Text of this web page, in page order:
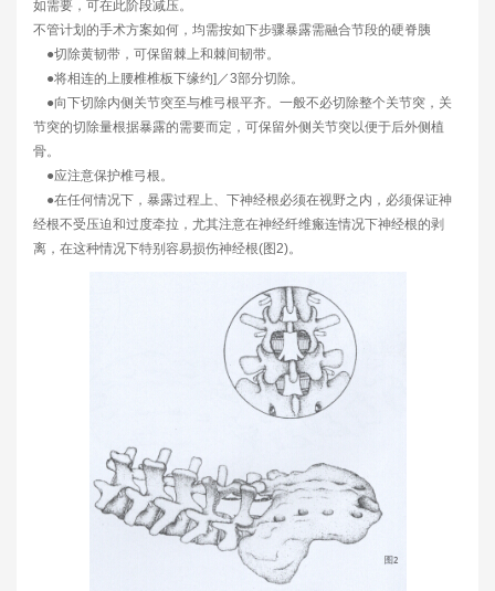
如需要，可在此阶段减压。
不管计划的手术方案如何，均需按如下步骤暴露需融合节段的硬脊胰
●切除黄韧带，可保留棘上和棘间韧带。
●将相连的上腰椎椎板下缘约]／3部分切除。
●向下切除内侧关节突至与椎弓根平齐。一般不必切除整个关节突，关
节突的切除量根据暴露的需要而定，可保留外侧关节突以便于后外侧植
骨。
●应注意保护椎弓根。
●在任何情况下，暴露过程上、下神经根必须在视野之内，必须保证神
经根不受压迫和过度牵拉，尤其注意在神经纤维瘢连情况下神经根的剥
离，在这种情况下特别容易损伤神经根(图2)。